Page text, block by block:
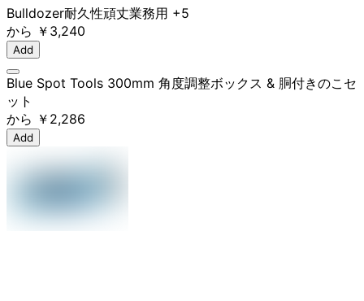
Bulldozer耐久性頑丈業務用 +5
から ￥3,240
Add
Blue Spot Tools 300mm 角度調整ボックス & 胴付きのこセ
ット
から ￥2,286
Add